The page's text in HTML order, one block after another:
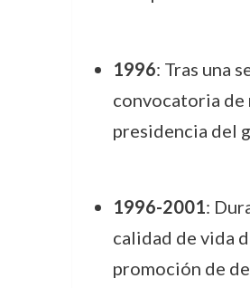
1996: Tras una
convocatoria de
presidencia del
1996-2001:
calidad de vida
promoción de